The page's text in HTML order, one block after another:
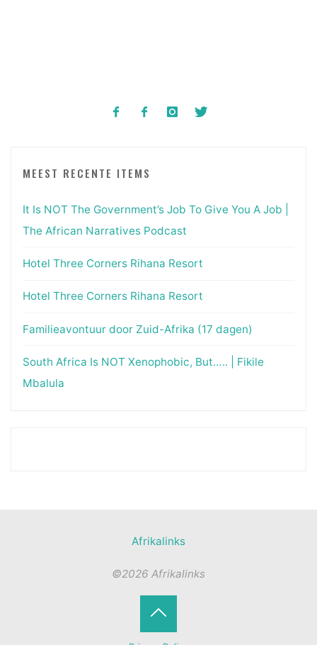
MEEST RECENTE ITEMS
It Is NOT The Government’s Job To Give You A Job |
The African Narratives Podcast
Hotel Three Corners Rihana Resort
Hotel Three Corners Rihana Resort
Familieavontuur door Zuid-Afrika (17 dagen)
South Africa Is NOT Xenophobic, But….. | Fikile
Mbalula
Afrikalinks
©2026 Afrikalinks
Terug